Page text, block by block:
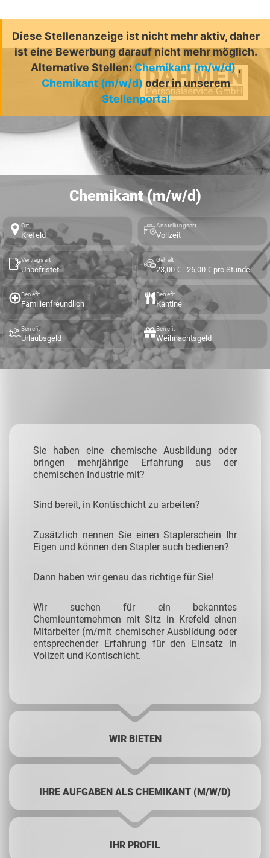
Diese Stellenanzeige ist nicht mehr aktiv, daher
ist eine Bewerbung darauf nicht mehr möglich.
Alternative Stellen: Chemikant (m/w/d),
Chemikant (m/w/d) oder in unserem
Stellenportal
Chemikant (m/w/d)
Ort
Krefeld
Anstellungsart
Vollzeit
Vertragsart
Unbefristet
Gehalt
23,00 € - 26,00 € pro Stunde
Benefit
Familienfreundlich
Benefit
Kantine
Benefit
Urlaubsgeld
Benefit
Weihnachtsgeld
Sie haben eine chemische Ausbildung oder
bringen mehrjährige Erfahrung aus der
chemischen Industrie mit?
Sind bereit, in Kontischicht zu arbeiten?
Zusätzlich nennen Sie einen Staplerschein Ihr
Eigen und können den Stapler auch bedienen?
Dann haben wir genau das richtige für Sie!
Wir suchen für ein bekanntes
Chemieunternehmen mit Sitz in Krefeld einen
Mitarbeiter (m/mit chemischer Ausbildung oder
entsprechender Erfahrung für den Einsatz in
Vollzeit und Kontischicht.
WIR BIETEN
IHRE AUFGABEN ALS CHEMIKANT (M/W/D)
IHR PROFIL